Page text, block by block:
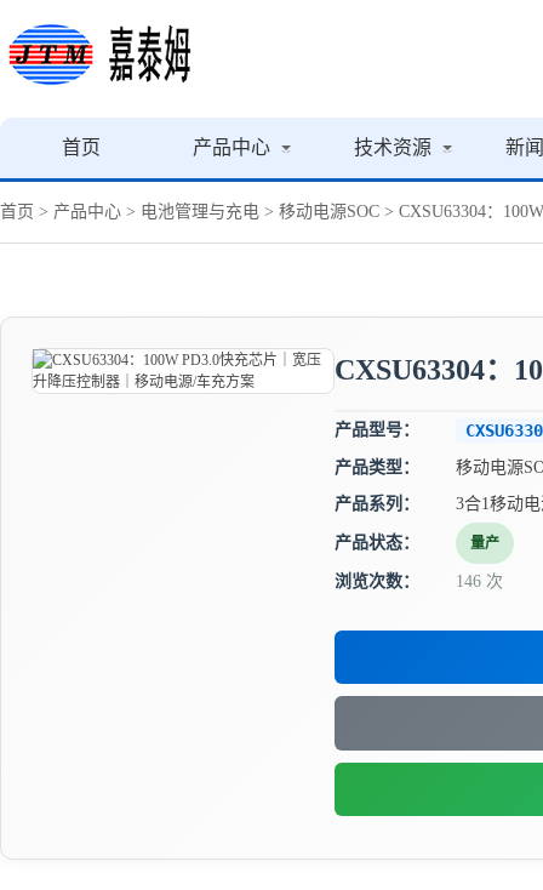
首页 产品中心 技术资源 新
首页 > 产品中心 > 电池管理与充电 > 移动电源SOC > CXSU63304：
CXSU63304：
产品型号：
产品类型：
移动电源
产品系列：
3合1移动
产品状态： 量产
浏览次数： 146 次